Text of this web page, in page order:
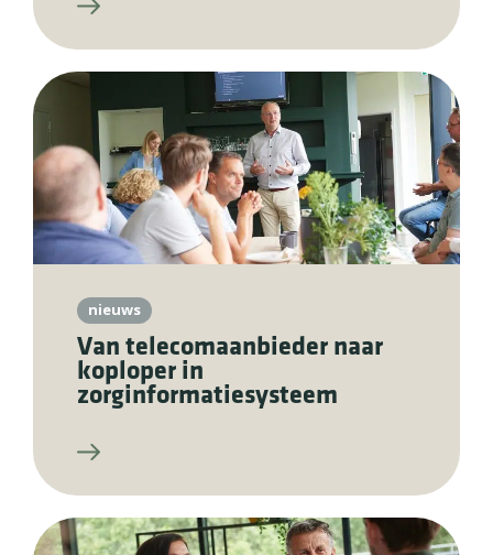
nieuws
Van telecomaanbieder naar
koploper in
zorginformatiesysteem